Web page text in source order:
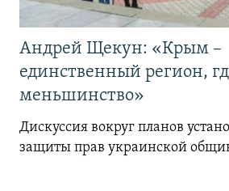
Андрей Щекун: «Крым –
единственный регион,
меньшинство»
Дискуссия вокруг планов
защиты прав украинской